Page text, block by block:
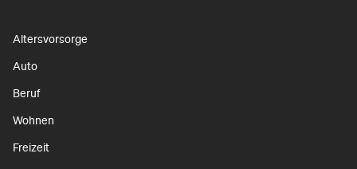
Altersvorsorge
Auto
Beruf
Wohnen
Freizeit